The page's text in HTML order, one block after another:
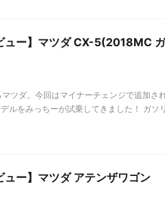
ュー】マツダ CX-5(2018MC
ツダ。今回はマイナーチェンジで追加さ
ルをみっちーが試乗してきました！ ガソ
ー】マツダ アテンザワゴン